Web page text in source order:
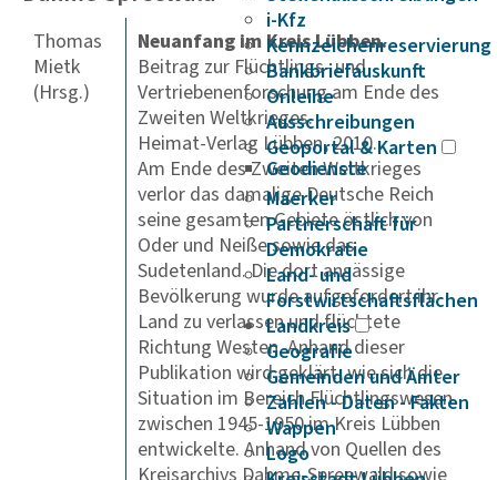
i-Kfz
Kennzeichenreservierung
Bankbriefauskunft
Onleihe
Ausschreibungen
Geoportal & Karten
Geodienste
Maerker
Partnerschaft für
Demokratie
Land- und
Forstwirtschaftsflächen
Landkreis
Geografie
Gemeinden und Ämter
Zahlen - Daten - Fakten
Wappen
Logo
Thomas
Mietk
(Hrsg.)
Neuanfang im Kreis Lübben.
Beitrag zur Flüchtlings- und
Vertriebenenforschung am Ende des
Zweiten Weltkrieges.
Heimat-Verlag Lübben, 2010.
Am Ende des Zweiten Weltkrieges
verlor das damalige Deutsche Reich
seine gesamten Gebiete östlich von
Oder und Neiße sowie das
Sudetenland. Die dort ansässige
Bevölkerung wurde aufgefordert ihr
Land zu verlassen und flüchtete
Richtung Westen. Anhand dieser
Publikation wird geklärt, wie sich die
Situation im Bereich Flüchtlingswesen
zwischen 1945-1950 im Kreis Lübben
entwickelte. Anhand von Quellen des